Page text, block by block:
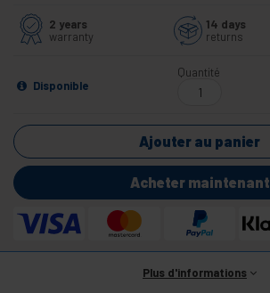
2 years
warranty
14 days
returns
Disponible
Quantité
Ajouter au panier
Acheter maintenant
Plus d'informations